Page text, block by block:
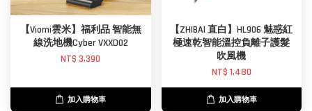
【Viomi雲米】福利品 智能無
線洗地機Cyber VXXD02
NT$ 3,390
加入購物車
【ZHIBAI 直白】HL906 魅惑紅
極速乾智能溫控負離子護髮
吹風機
NT$ 1,480
加入購物車